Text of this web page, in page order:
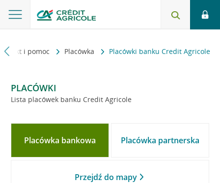
i pomoc Placówka Placówki banku Credit Agricole
PLACÓWKI
Lista placówek banku Credit Agricole
Placówka bankowa Placówka partnerska
Przejdź do mapy